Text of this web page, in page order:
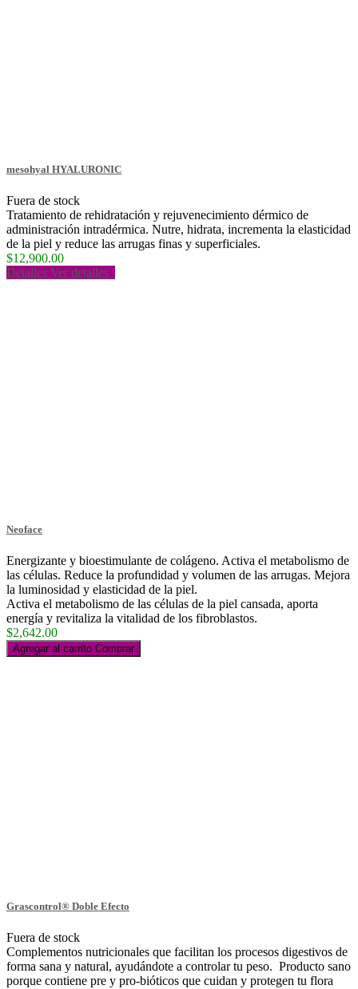
mesohyal HYALURONIC
Fuera de stock
Tratamiento de rehidratación y rejuvenecimiento dérmico de
administración intradérmica. Nutre, hidrata, incrementa la elasticidad
de la piel y reduce las arrugas finas y superficiales.
$12,900.00
Detalles Ver detalles
Neoface
Energizante y bioestimulante de colágeno. Activa el metabolismo de
las células. Reduce la profundidad y volumen de las arrugas. Mejora
la luminosidad y elasticidad de la piel.
Activa el metabolismo de las células de la piel cansada, aporta
energía y revitaliza la vitalidad de los fibroblastos.
$2,642.00
Agregar al carrito Comprar
Grascontrol® Doble Efecto
Fuera de stock
Complementos nutricionales que facilitan los procesos digestivos de
forma sana y natural, ayudándote a controlar tu peso. Producto sano
porque contiene pre y pro-bióticos que cuidan y protegen tu flora